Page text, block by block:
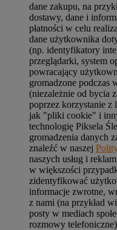
dane zakupu, na
dostawy, dane i
płatności w celu
dane użytkownika
(np. identyfikatory
przeglądarki, system
powracający
gromadzone podczas
(niezależnie od bycia
poprzez korzystanie z
jak "pliki cookie" i
technologię Piksela
gromadzenia danych
znaleźć w naszej
naszych usług i
w większości
zidentyfikować
informacje zwrotne,
z nami (na przykład
posty w mediach
rozmowy